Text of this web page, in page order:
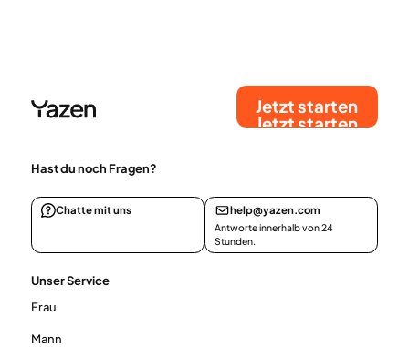
Jetzt starten
Jetzt starten
Hast du noch Fragen?
Chatte mit uns help@yazen.com
Antworte innerhalb von 24
Stunden.
Unser Service
Frau
Mann